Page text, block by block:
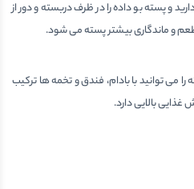
و پسته بو داده را در ظرف دربسته و دور از
و ماندگاری بیشتر پسته می شود.
می توانید با بادام، فندق و تخمه ها ترکیب
غذایی بالایی دارد.